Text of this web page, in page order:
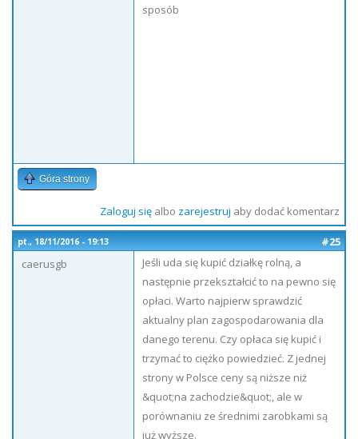
sposób
Góra strony
Zaloguj sięalbo zarejestruj aby dodać komentarz
pt., 18/11/2016 - 19:13
#25
caerusgb
Jeśli uda się kupić działkę rolną, a
następnie przekształcić to na pewno się
opłaci. Warto najpierw sprawdzić
aktualny plan zagospodarowania dla
danego terenu. Czy opłaca się kupić i
trzymać to ciężko powiedzieć. Z jednej
strony w Polsce ceny są niższe niż
&quot;na zachodzie&quot;, ale w
porównaniu ze średnimi zarobkami są
już wyższe.